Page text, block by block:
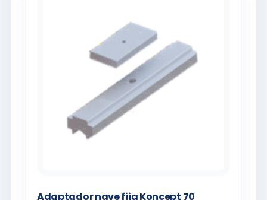
Adaptador nave fija Koncept 70